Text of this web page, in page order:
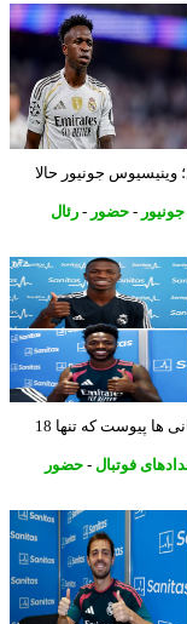
جونیور حالا
-حضور-رئال
شود؛ بازیکنی که تابستان 2018 در حالی به جمع کهکشانی ها پیوست که تنها 18
فوتبال-حضور